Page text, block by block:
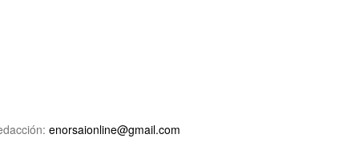
enorsaionline@gmail.com